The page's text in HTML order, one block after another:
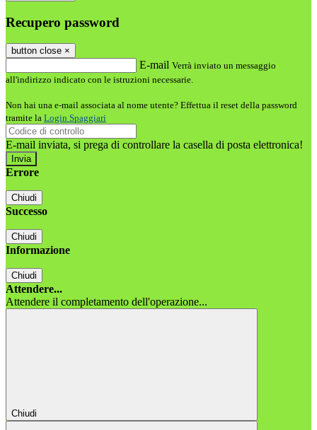
Recupero password
button close ×
E-mail Verrà inviato un messaggio
all'indirizzo indicato con le istruzioni necessarie.
Non hai una e-mail associata al nome utente? Effettua il reset della password
tramite la Login Spaggiari
E-mail inviata, si prega di controllare la casella di posta elettronica!
Errore
Chiudi
Successo
Chiudi
Informazione
Chiudi
Attendere...
Attendere il completamento dell'operazione...
Chiudi